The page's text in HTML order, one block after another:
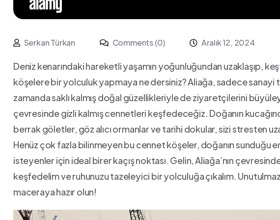
Serkan Türkan Comments (0) Aralık 12, 2024
Deniz kenarındaki hareketli yaşamın yoğunluğundan uzaklaşıp,
köşelere bir ⁤yolculuk yapmaya ne dersiniz? Aliağa, sadece sanayi
zamanda saklı kalmış doğal güzellikleriyle ‌de ziyaretçilerini
çevresinde gizli kalmış cennetleri keşfedeceğiz.‌ Doğanın
berrak göletler, göz⁣ alıcı ormanlar ve tarihi dokular, sizi stresten⁤
Henüz çok ⁣fazla bilinmeyen bu cennet köşeler, doğanın sunduğu
isteyenler için ideal birer kaçış ‍noktası. Gelin, Aliağa’nın
keşfedelim ​ve ruhunuzu ⁤tazeleyici bir yolculuğa‍ çıkalım.
maceraya hazır olun!